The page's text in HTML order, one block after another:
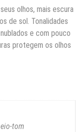
olhos, mais escura
de sol. Tonalidades
e com pouco
protegem os olhos
tom